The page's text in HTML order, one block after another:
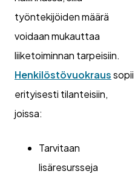
työntekijöiden määrä
voidaan mukauttaa
liiketoiminnan tarpeisiin.
Henkilöstövuokraussopii
erityisesti tilanteisiin,
joissa:
Tarvitaan
lisäresursseja